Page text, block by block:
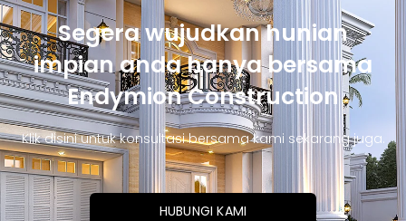
Segera wujudkan hunian
impian anda hanya bersama
Endymion Construction
Klik disini untuk konsultasi bersama kami sekarang juga.
HUBUNGI KAMI